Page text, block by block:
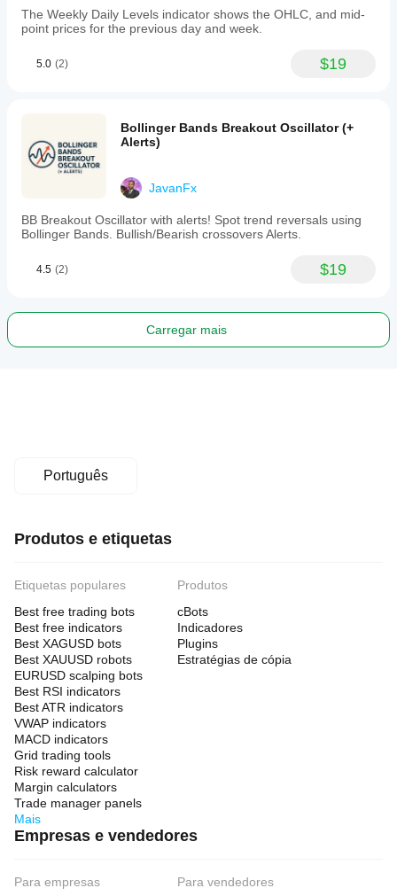
The Weekly Daily Levels indicator shows the OHLC, and mid-
point prices for the previous day and week.
5.0 (2) $19
Bollinger Bands Breakout Oscillator (+
Alerts)
JavanFx
BB Breakout Oscillator with alerts! Spot trend reversals using
Bollinger Bands. Bullish/Bearish crossovers Alerts.
4.5 (2) $19
Carregar mais
Português
Produtos e etiquetas
Etiquetas populares
Best free trading bots
Best free indicators
Best XAGUSD bots
Best XAUUSD robots
EURUSD scalping bots
Best RSI indicators
Best ATR indicators
VWAP indicators
MACD indicators
Grid trading tools
Risk reward calculator
Margin calculators
Trade manager panels
Mais
Produtos
cBots
Indicadores
Plugins
Estratégias de cópia
Empresas e vendedores
Para empresas
Para vendedores